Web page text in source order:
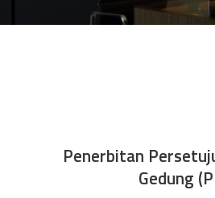
Penerbitan
Gedung